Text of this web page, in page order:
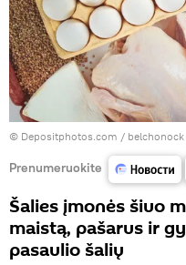
© Depositphotos.com / belchonock
Prenumeruokite
Šalies įmonės šiuo
maistą, pašarus ir
pasaulio šalių